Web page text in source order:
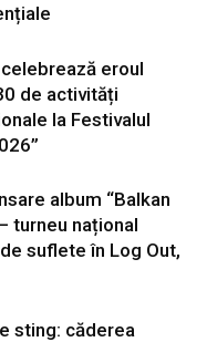
eroul
de activități
la Festivalul
album “Balkan
turneu național
suflete în Log Out,
sting: căderea